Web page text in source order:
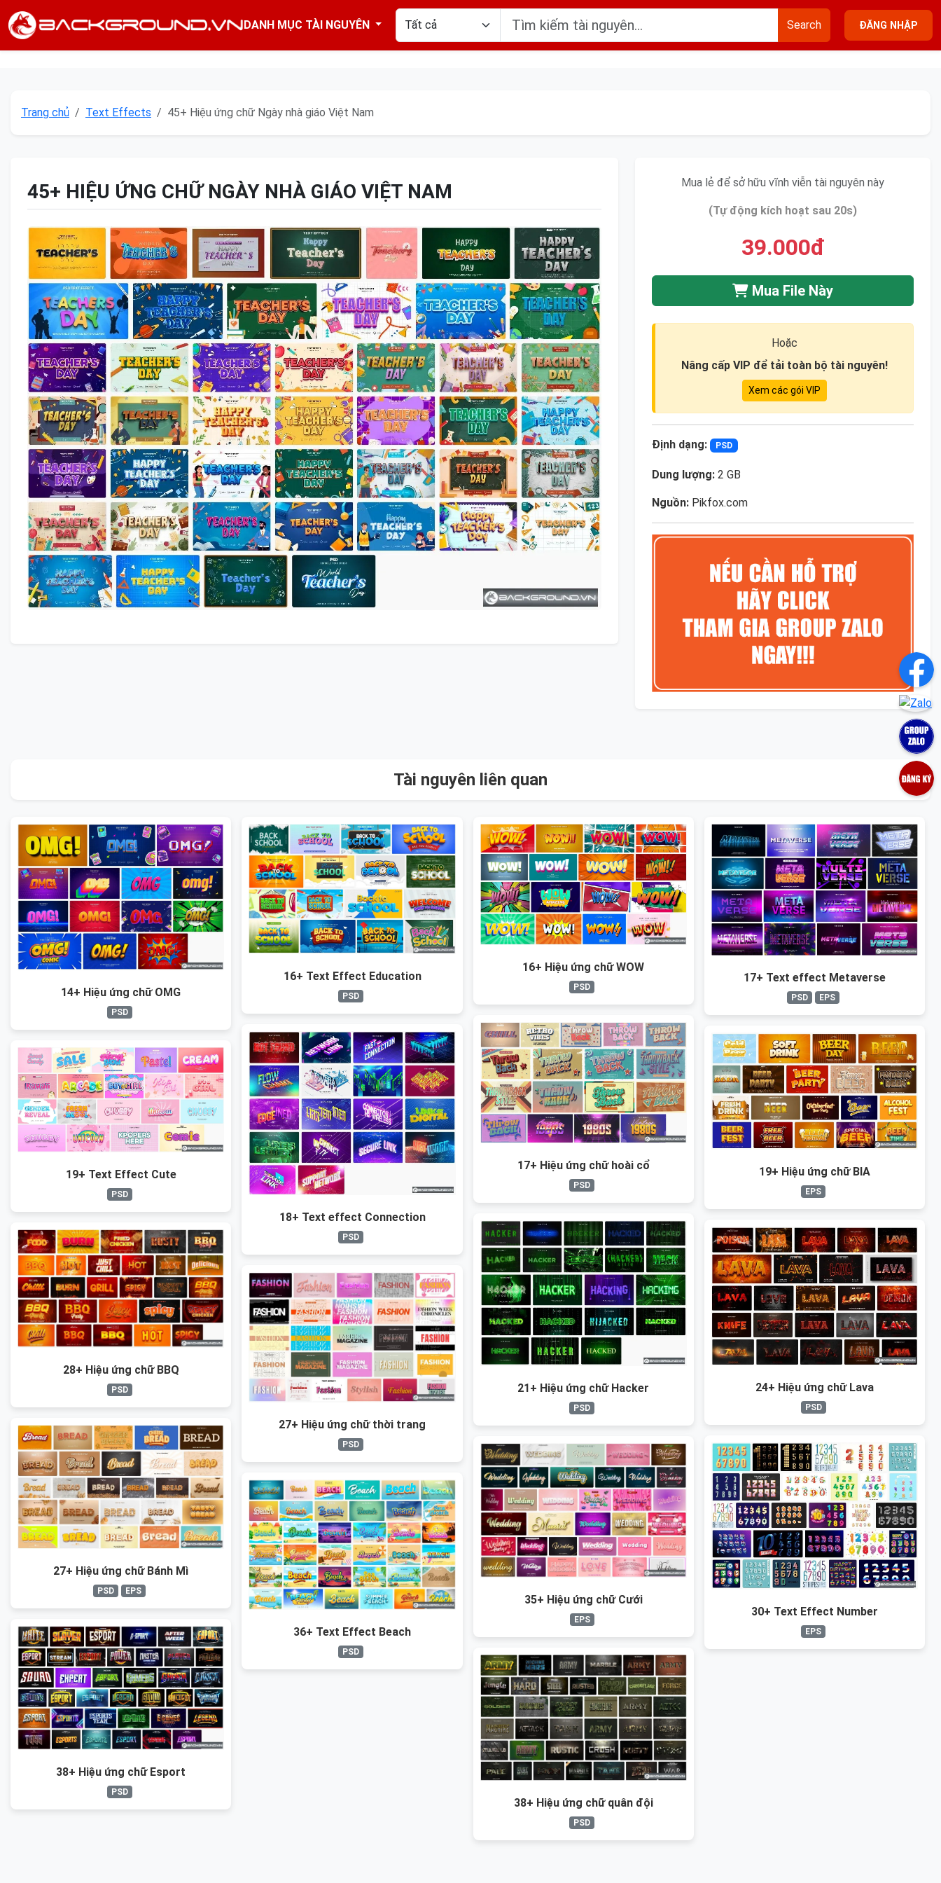
DANH MỤC TÀI NGUYÊN Search ĐĂNG NHẬP
Trang chủ Text Effects 45+ Hiệu ứng chữ Ngày nhà giáo Việt Nam
45+ HIỆU ỨNG CHỮ NGÀY NHÀ GIÁO VIỆT NAM Mua lẻ để sở hữu vĩnh viễn tài nguyên này
(Tự động kích hoạt sau 20s)
39.000đ
Mua File Này
Hoặc
Nâng cấp VIP để tải toàn bộ tài nguyên!
Xem các gói VIP
Định dạng: PSD
Dung lượng: 2 GB
Nguồn: Pikfox.com
Tài nguyên liên quan
14+ Hiệu ứng chữ OMG
PSD
16+ Text Effect Education
PSD
16+ Hiệu ứng chữ WOW
PSD
17+ Text effect Metaverse
PSD EPS
17+ Hiệu ứng chữ hoài cổ
PSD
18+ Text effect Connection
PSD
19+ Hiệu ứng chữ BIA
EPS
19+ Text Effect Cute
PSD
21+ Hiệu ứng chữ Hacker
PSD
24+ Hiệu ứng chữ Lava
PSD
28+ Hiệu ứng chữ BBQ
PSD
27+ Hiệu ứng chữ thời trang
PSD
27+ Hiệu ứng chữ Bánh Mì
PSD EPS
30+ Text Effect Number
EPS
35+ Hiệu ứng chữ Cưới
EPS
36+ Text Effect Beach
PSD
38+ Hiệu ứng chữ Esport
PSD
38+ Hiệu ứng chữ quân đội
PSD